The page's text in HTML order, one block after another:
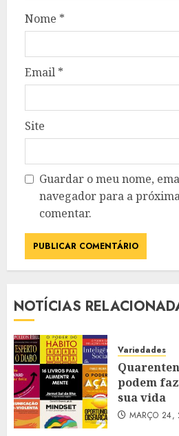
Nome *
Email *
Site
Guardar o meu nome,
navegador para a
comentar.
NOTÍCIAS
Variedades
podem
sua vida
MARÇO 24,